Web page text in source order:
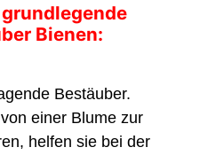
Bienen:
Bestäuber.
einer Blume zur
helfen sie bei der